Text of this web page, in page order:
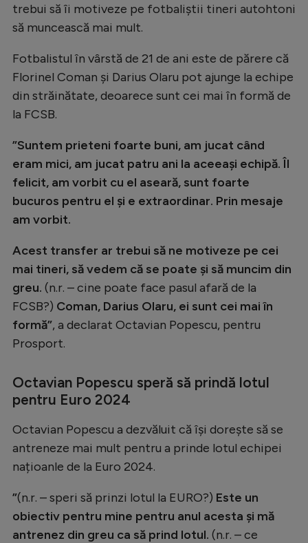
Handbal
Natație
Gimnastică
Auto
Rugby
Alte sporturi
JO 2024
JO 2026
Intră în cont
trebui să îi motiveze pe fotbaliștii tineri autohtoni
să muncească mai mult.
Fotbalistul în vârstă de 21 de ani este de părere că
Florinel Coman și Darius Olaru pot ajunge la echipe
din străinătate, deoarece sunt cei mai în formă de
la FCSB.
”Suntem prieteni foarte buni, am jucat când
eram mici, am jucat patru ani la aceeași echipă. Îl
felicit, am vorbit cu el aseară, sunt foarte
bucuros pentru el și e extraordinar. Prin mesaje
am vorbit.
Acest transfer ar trebui să ne motiveze pe cei
mai tineri, să vedem că se poate și să muncim din
greu. (n.r. – cine poate face pasul afară de la
FCSB?) Coman, Darius Olaru, ei sunt cei mai în
formă”, a declarat Octavian Popescu, pentru
Prosport.
Octavian Popescu speră să prindă lotul
pentru Euro 2024
Octavian Popescu a dezvăluit că își dorește să se
antreneze mai mult pentru a prinde lotul echipei
națioanle de la Euro 2024.
”(n.r. – speri să prinzi lotul la EURO?) Este un
obiectiv pentru mine pentru anul acesta și mă
antrenez din greu ca să prind lotul. (n.r. – ce